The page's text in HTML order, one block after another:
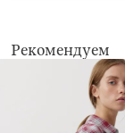
Рекомендуем